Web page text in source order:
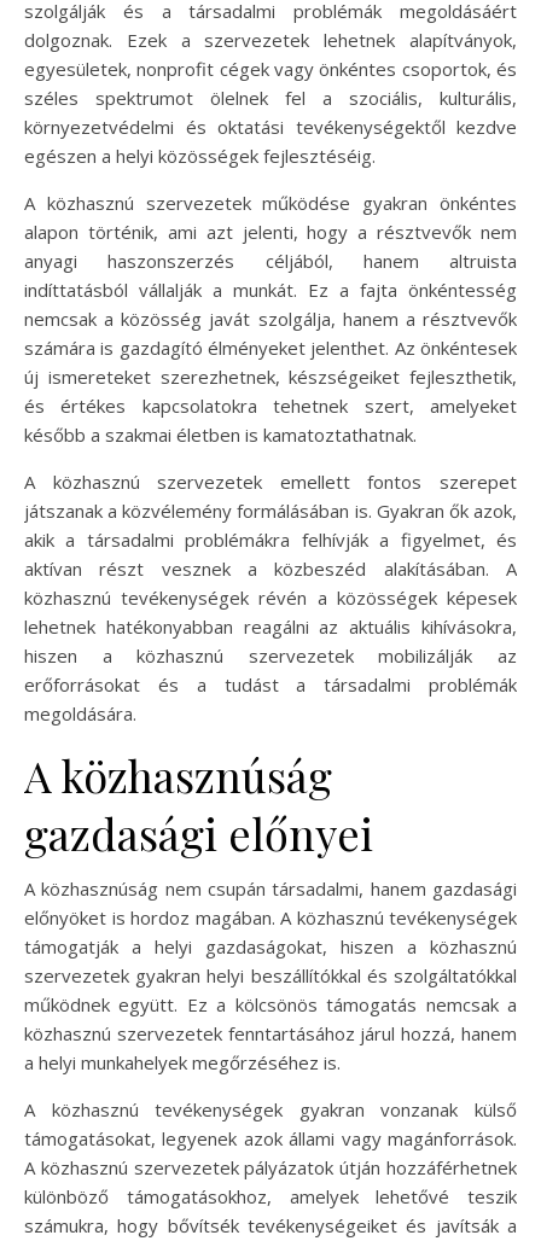
szolgálják és a társadalmi problémák megoldásáért
dolgoznak. Ezek a szervezetek lehetnek alapítványok,
egyesületek, nonprofit cégek vagy önkéntes csoportok, és
széles spektrumot ölelnek fel a szociális, kulturális,
környezetvédelmi és oktatási tevékenységektől kezdve
egészen a helyi közösségek fejlesztéséig.
A közhasznú szervezetek működése gyakran önkéntes
alapon történik, ami azt jelenti, hogy a résztvevők nem
anyagi haszonszerzés céljából, hanem altruista
indíttatásból vállalják a munkát. Ez a fajta önkéntesség
nemcsak a közösség javát szolgálja, hanem a résztvevők
számára is gazdagító élményeket jelenthet. Az önkéntesek
új ismereteket szerezhetnek, készségeiket fejleszthetik,
és értékes kapcsolatokra tehetnek szert, amelyeket
később a szakmai életben is kamatoztathatnak.
A közhasznú szervezetek emellett fontos szerepet
játszanak a közvélemény formálásában is. Gyakran ők azok,
akik a társadalmi problémákra felhívják a figyelmet, és
aktívan részt vesznek a közbeszéd alakításában. A
közhasznú tevékenységek révén a közösségek képesek
lehetnek hatékonyabban reagálni az aktuális kihívásokra,
hiszen a közhasznú szervezetek mobilizálják az
erőforrásokat és a tudást a társadalmi problémák
megoldására.
A közhasznúság
gazdasági előnyei
A közhasznúság nem csupán társadalmi, hanem gazdasági
előnyöket is hordoz magában. A közhasznú tevékenységek
támogatják a helyi gazdaságokat, hiszen a közhasznú
szervezetek gyakran helyi beszállítókkal és szolgáltatókkal
működnek együtt. Ez a kölcsönös támogatás nemcsak a
közhasznú szervezetek fenntartásához járul hozzá, hanem
a helyi munkahelyek megőrzéséhez is.
A közhasznú tevékenységek gyakran vonzanak külső
támogatásokat, legyenek azok állami vagy magánforrások.
A közhasznú szervezetek pályázatok útján hozzáférhetnek
különböző támogatásokhoz, amelyek lehetővé teszik
számukra, hogy bővítsék tevékenységeiket és javítsák a